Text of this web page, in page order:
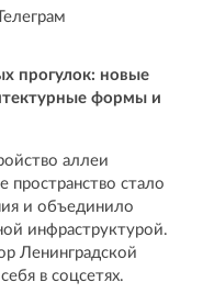
прогулок: новые
формы и
аллеи
пространство стало
и объединило
инфраструктурой.
Ленинградской
в соцсетях.